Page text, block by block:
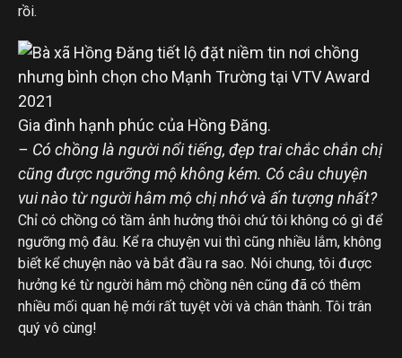
rồi.
Gia đình hạnh phúc của Hồng Đăng.
– Có chồng là người nổi tiếng, đẹp trai chắc chắn chị
cũng được ngưỡng mộ không kém. Có câu chuyện
vui nào từ người hâm mộ chị nhớ và ấn tượng nhất?
Chỉ có chồng có tầm ảnh hưởng thôi chứ tôi không có gì để
ngưỡng mộ đâu. Kể ra chuyện vui thì cũng nhiều lắm, không
biết kể chuyện nào và bắt đầu ra sao. Nói chung, tôi được
hưởng ké từ người hâm mộ chồng nên cũng đã có thêm
nhiều mối quan hệ mới rất tuyệt vời và chân thành. Tôi trân
quý vô cùng!